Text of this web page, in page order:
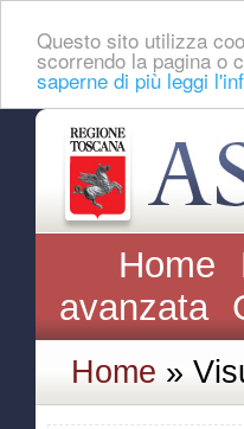
Questo sito utilizza
scorrendo la pagina o
saperne di più leggi
Home
avanzata
Home »